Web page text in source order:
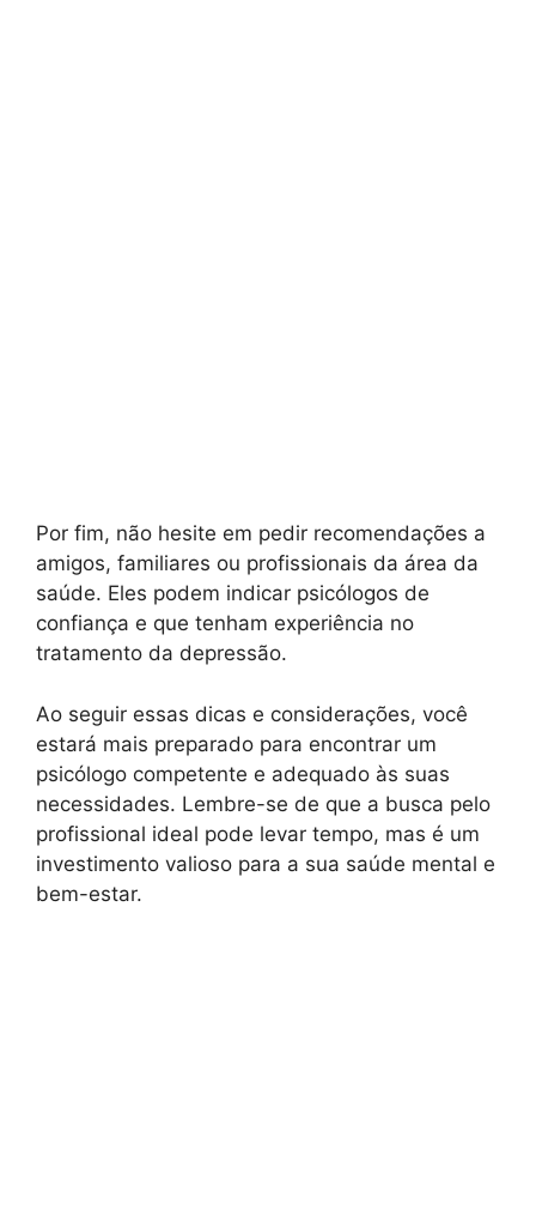
Por fim, não hesite em pedir recomendações a
amigos, familiares ou profissionais da área da
saúde. Eles podem indicar psicólogos de
confiança e que tenham experiência no
tratamento da depressão.
Ao seguir essas dicas e considerações, você
estará mais preparado para encontrar um
psicólogo competente e adequado às suas
necessidades. Lembre-se de que a busca pelo
profissional ideal pode levar tempo, mas é um
investimento valioso para a sua saúde mental e
bem-estar.